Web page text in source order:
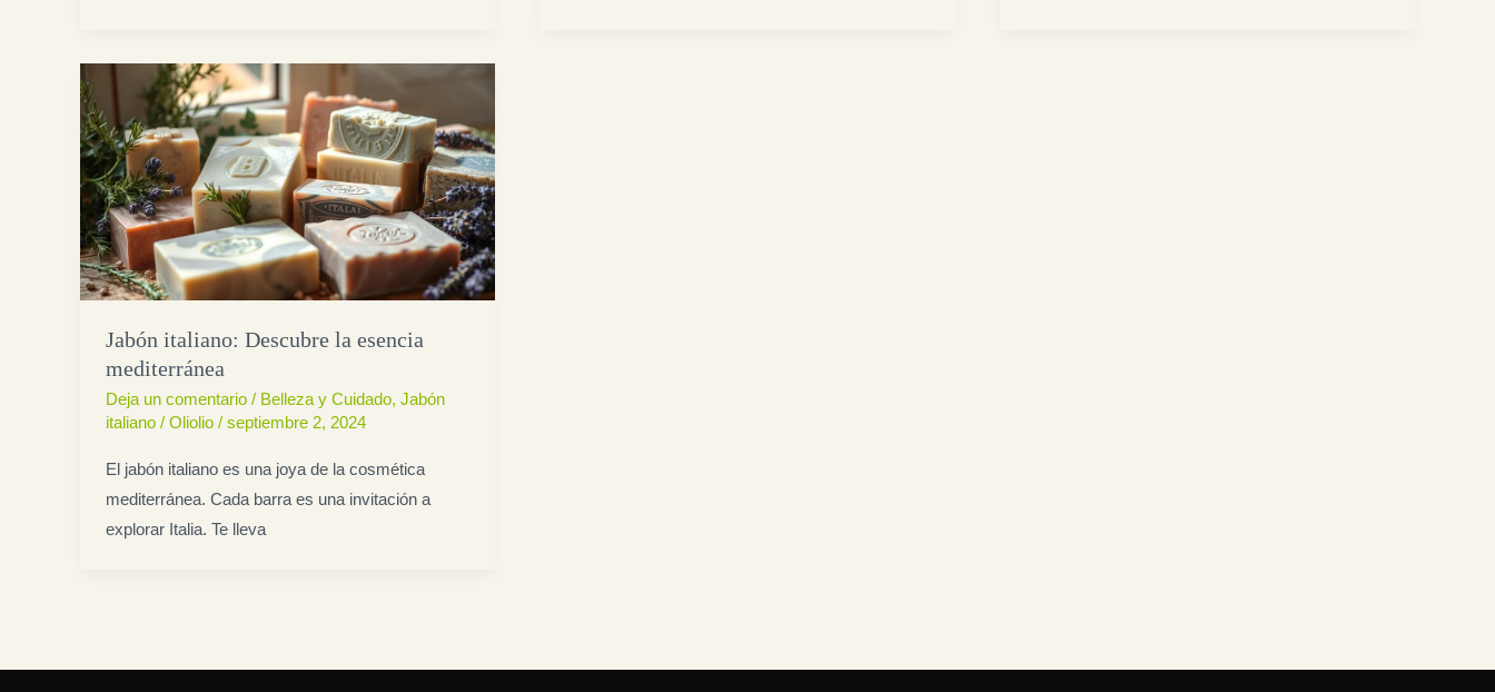
Jabón italiano: Descubre la esencia
mediterránea
Deja un comentario / Belleza y Cuidado, Jabón
italiano/ Oliolio / septiembre 2, 2024
El jabón italiano es una joya de la cosmética
mediterránea. Cada barra es una invitación a
explorar Italia. Te lleva